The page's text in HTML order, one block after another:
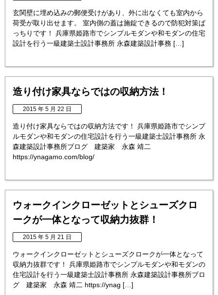
玄関壁に埋め込みの郵便受けがあり、外に出なくても室内から
荷受が取り出せます。 室内側の蓋は施錠できるので防犯対策ば
っちりです！ 兵庫県姫路市でシンプルモダンや和モダンの住宅
設計を行う一級建築士設計事務所 永森建築設計事務 […]
造り付け家具ならではの収納方法！
2015 年 5 月 22 日
造り付け家具ならではの収納方法です！ 兵庫県姫路市でシンプ
ルモダンや和モダンの住宅設計を行う一級建築士設計事務所 永
森建築設計事務所ブログ 建築家 永森 靖二
https://ynagamo.com/blog/
ウォークインクローゼットとシューズクロ
ークが一体となって収納力抜群！
2015 年 5 月 21 日
ウォークインクローゼットとシューズクロークが一体となって
収納力抜群です！ 兵庫県姫路市でシンプルモダンや和モダンの
住宅設計を行う一級建築士設計事務所 永森建築設計事務所ブロ
グ 建築家 永森 靖二 https://ynag […]